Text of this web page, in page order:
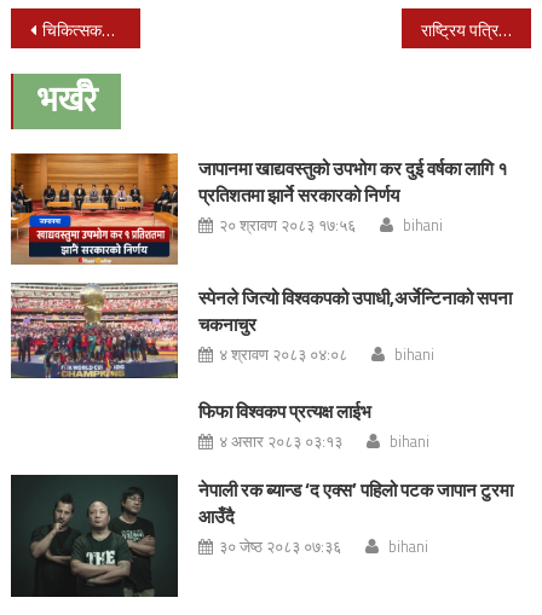
Post
navigation
चिकित्सकहरुको अान्दोलनले गर्दा बिरामीलाई सास्ती राष्ट्रिय पत्रिका लोकप्रिय सन्देशले आज रक्तदान कार्यक्रम गर्दै
भर्खरै
जापानमा खाद्यवस्तुको उपभोग कर दुई वर्षका लागि १
प्रतिशतमा झार्ने सरकारको निर्णय
२० श्रावण २०८३ १७:५६ bihani
स्पेनले जित्यो विश्वकपको उपाधी,अर्जेन्टिनाको सपना
चकनाचुर
४ श्रावण २०८३ ०४:०८ bihani
फिफा विश्वकप प्रत्यक्ष लाईभ
४ असार २०८३ ०३:१३ bihani
नेपाली रक ब्यान्ड ‘द एक्स’ पहिलो पटक जापान टुरमा
आउँदै
३० जेष्ठ २०८३ ०७:३६ bihani